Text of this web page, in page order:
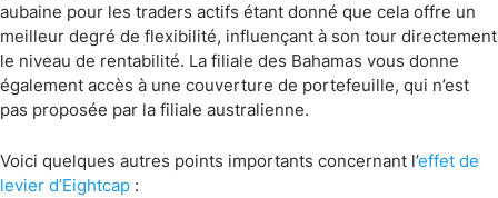
aubaine pour les traders actifs étant donné que cela offre un
meilleur degré de flexibilité, influençant à son tour directement
le niveau de rentabilité. La filiale des Bahamas vous donne
également accès à une couverture de portefeuille, qui n’est
pas proposée par la filiale australienne.
Voici quelques autres points importants concernant l’effet de
levier d’Eightcap :